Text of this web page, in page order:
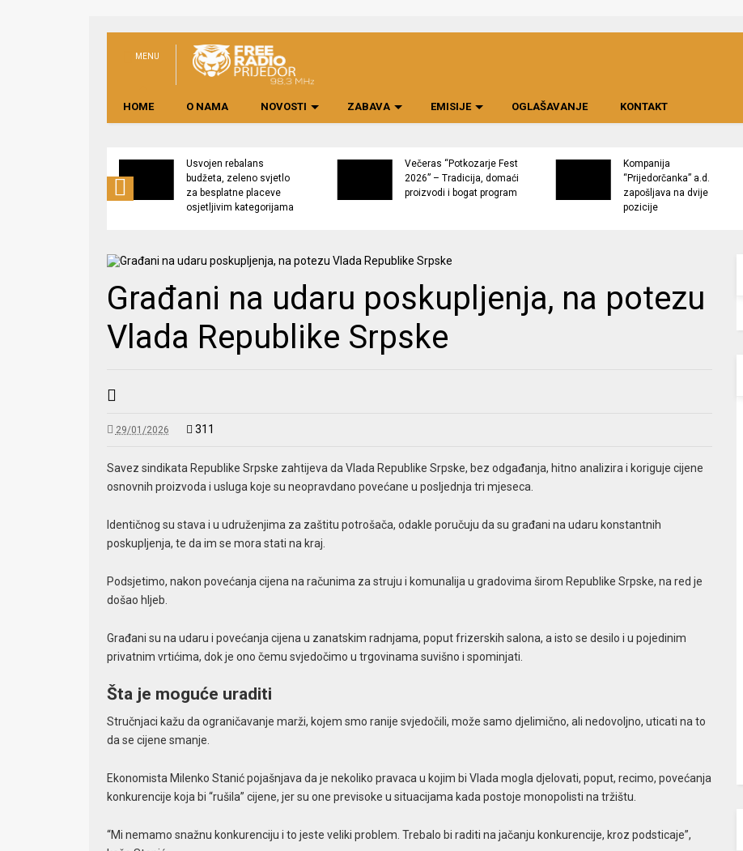
MENU
HOME O NAMA NOVOSTI ZABAVA EMISIJE OGLAŠAVANJE KONTAKT
Usvojen rebalans
budžeta, zeleno svjetlo
za besplatne placeve
osjetljivim kategorijama
Večeras “Potkozarje Fest
2026” – Tradicija, domaći
proizvodi i bogat program
Kompanija
“Prijedorčanka” a.d.
zapošljava na dvije
pozicije
Građani na udaru poskupljenja, na potezu
Vlada Republike Srpske
29/01/2026 311
Savez sindikata Republike Srpske zahtijeva da Vlada Republike Srpske, bez odgađanja, hitno analizira i koriguje cijene
osnovnih proizvoda i usluga koje su neopravdano povećane u posljednja tri mjeseca.
Identičnog su stava i u udruženjima za zaštitu potrošača, odakle poručuju da su građani na udaru konstantnih
poskupljenja, te da im se mora stati na kraj.
Podsjetimo, nakon povećanja cijena na računima za struju i komunalija u gradovima širom Republike Srpske, na red je
došao hljeb.
Građani su na udaru i povećanja cijena u zanatskim radnjama, poput frizerskih salona, a isto se desilo i u pojedinim
privatnim vrtićima, dok je ono čemu svjedočimo u trgovinama suvišno i spominjati.
Šta je moguće uraditi
Stručnjaci kažu da ograničavanje marži, kojem smo ranije svjedočili, može samo djelimično, ali nedovoljno, uticati na to
da se cijene smanje.
Ekonomista Milenko Stanić pojašnjava da je nekoliko pravaca u kojim bi Vlada mogla djelovati, poput, recimo, povećanja
konkurencije koja bi “rušila” cijene, jer su one previsoke u situacijama kada postoje monopolisti na tržištu.
“Mi nemamo snažnu konkurenciju i to jeste veliki problem. Trebalo bi raditi na jačanju konkurencije, kroz podsticaje”,